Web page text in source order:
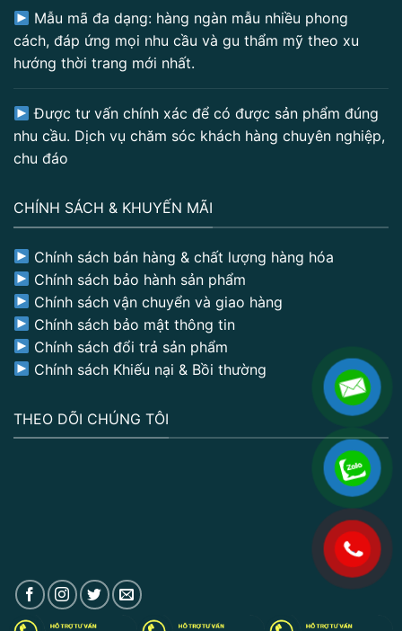
Mẫu mã đa dạng: hàng ngàn mẫu nhiều phong
cách, đáp ứng mọi nhu cầu và gu thẩm mỹ theo xu
hướng thời trang mới nhất.
Được tư vấn chính xác để có được sản phẩm đúng
nhu cầu. Dịch vụ chăm sóc khách hàng chuyên nghiệp,
chu đáo
CHÍNH SÁCH & KHUYẾN MÃI
Chính sách bán hàng & chất lượng hàng hóa
Chính sách bảo hành sản phẩm
Chính sách vận chuyển và giao hàng
Chính sách bảo mật thông tin
Chính sách đổi trả sản phẩm
Chính sách Khiếu nại & Bồi thường
THEO DÕI CHÚNG TÔI
.